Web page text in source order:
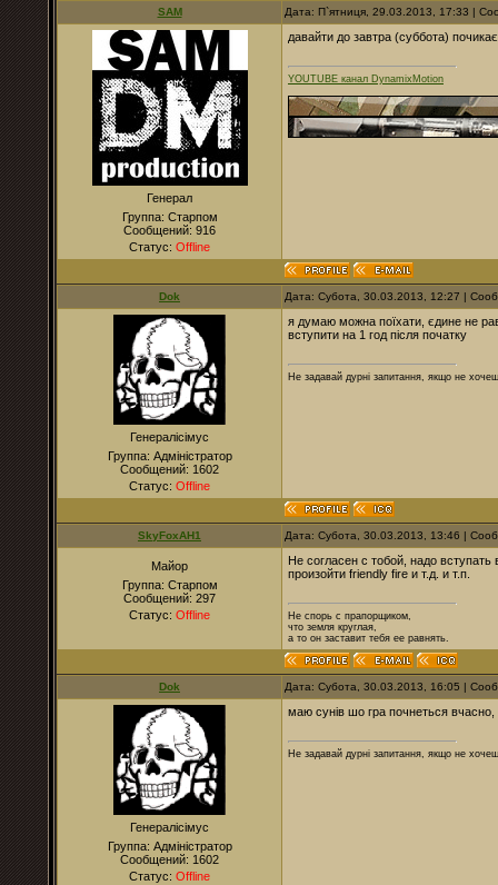
SAM Дата: П`ятниця, 29.03.2013, 17:33 |
Генерал
Группа: Старпом
Сообщений: 916
Статус: Offline
давайти до завтра (суббота)
YOUTUBE канал DynamixMotion
Dok Дата: Субота, 30.03.2013, 12:27 |
Генералісімус
Группа: Адміністратор
Сообщений: 1602
Статус: Offline
я думаю можна поїхати, єдине не
вступити на 1 год після початку
Не задавай дурні запитання, якщо не
SkyFoxAH1 Дата: Субота, 30.03.2013, 13:46 |
Майор
Группа: Старпом
Сообщений: 297
Статус: Offline
Не согласен с тобой, надо
произойти friendly fire и т.д. и т.п.
Не спорь с прапорщиком,
что земля круглая,
а то он заставит тебя ее равнять.
Dok Дата: Субота, 30.03.2013, 16:05 |
Генералісімус
Группа: Адміністратор
Сообщений: 1602
Статус: Offline
маю сунів шо гра почнеться вчасно,
Не задавай дурні запитання, якщо не